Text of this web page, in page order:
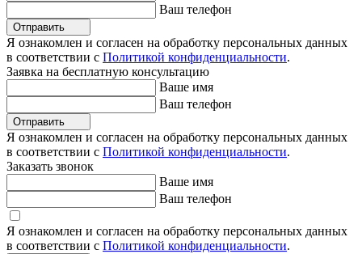
Ваш телефон
Отправить
Я ознакомлен и согласен на обработку персональных данных
в соответствии с Политикой конфиденциальности.
Заявка на бесплатную консультацию
Ваше имя
Ваш телефон
Отправить
Я ознакомлен и согласен на обработку персональных данных
в соответствии с Политикой конфиденциальности.
Заказать звонок
Ваше имя
Ваш телефон
Я ознакомлен и согласен на обработку персональных данных
в соответствии с Политикой конфиденциальности.